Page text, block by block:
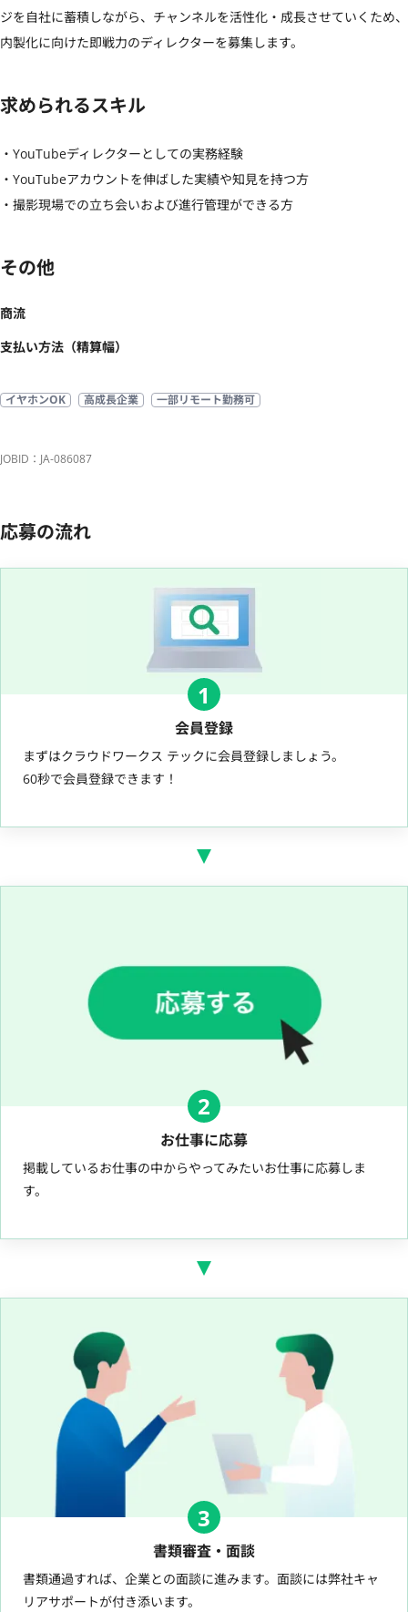
ジを自社に蓄積しながら、チャンネルを活性化・成長させていくため、
内製化に向けた即戦力のディレクターを募集します。
求められるスキル
・YouTubeディレクターとしての実務経験
・YouTubeアカウントを伸ばした実績や知見を持つ方
・撮影現場での立ち会いおよび進行管理ができる方
その他
商流
支払い方法（精算幅）
イヤホンOK 高成長企業 一部リモート勤務可
JOBID：JA-086087
応募の流れ
1
会員登録
まずはクラウドワークス テックに会員登録しましょう。
60秒で会員登録できます！
2
お仕事に応募
掲載しているお仕事の中からやってみたいお仕事に応募しま
す。
3
書類審査・面談
書類通過すれば、企業との面談に進みます。面談には弊社キャ
リアサポートが付き添います。